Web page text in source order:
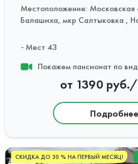
Местоположение: Московская
Балашиха, мкр Салтыковка ,
Мест 43
Покажем пансионат по
от 1390 руб./
Подробнее
СКИДКА ДО 30 % НА ПЕРВЫЙ МЕСЯЦ!